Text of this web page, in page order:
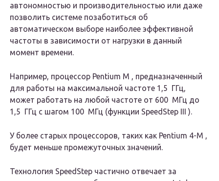
автономностью и производительностью или даже
позволить системе позаботиться об
автоматическом выборе наиболее эффективной
частоты в зависимости от нагрузки в данный
момент времени.
Например, процессор Pentium M , предназначенный
для работы на максимальной частоте 1,5 ГГц,
может работать на любой частоте от 600 МГц до
1,5 ГГц с шагом 100 МГц (функции SpeedStep III ).
У более старых процессоров, таких как Pentium 4-M ,
будет меньше промежуточных значений.
Технология SpeedStep частично отвечает за